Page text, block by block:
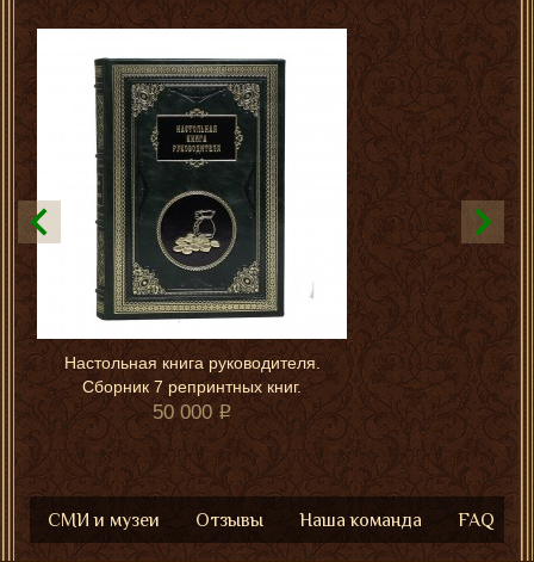
Настольная книга руководителя.
Сборник 7 репринтных книг.
50 000
СМИ и музеи Отзывы Наша команда FAQ